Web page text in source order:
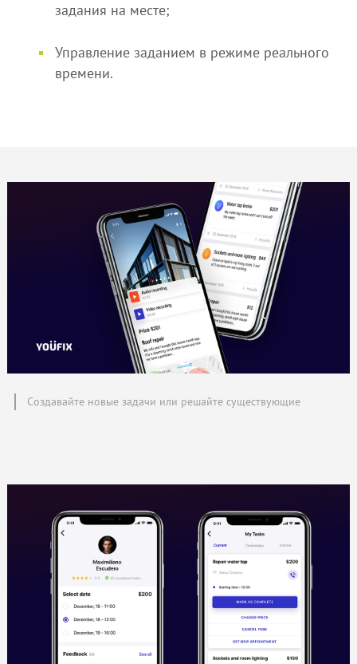
задания на месте;
Управление заданием в режиме реального
времени.
Создавайте новые задачи или решайте существующие